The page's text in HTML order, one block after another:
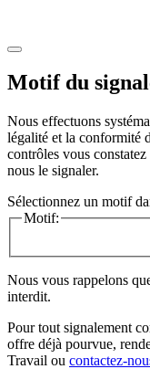
Motif du
Nous effectuons
légalité et la conformité
contrôles vous
nous le signaler.
Sélectionnez un motif
Motif:
Nous vous rappelons
interdit.
Pour tout signalement
offre déjà pourvue,
Travail ou contactez-